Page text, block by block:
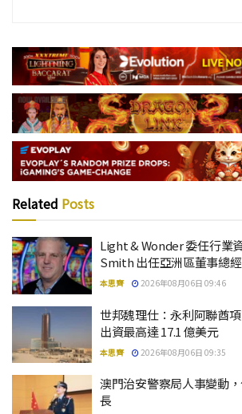
Related Posts
Light & Wonder 委任行業
Smith 出任亞洲區董事總
本思齊 2026年08月06日 09:46
世邦魏理仕：永利阿聯酋
出資最高達 17.1 億美元
本思齊 2026年08月06日 09:35
澳門治安警察局人事變動
長